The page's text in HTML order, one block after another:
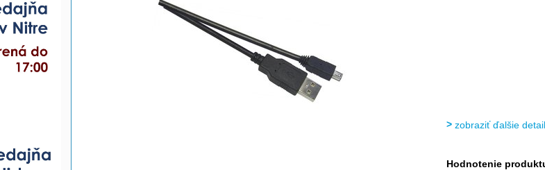
zobraziť ďalšie
Hodnotenie